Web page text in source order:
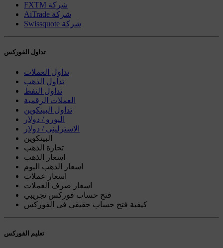
FXTM شركة
AiTrade شركة
Swissquote شركة
تداول الفوركس
تداول العملات
تداول الذهب
تداول النفط
العملات الرقمية
تداول البيتكوين
اليورو / دولار
الاسترليني / دولار
البيتكوين
تجارة الذهب
اسعار الذهب
اسعار الذهب اليوم
اسعار عملات
اسعار صرف العملات
فتح حساب فوركس تجريبي
كيفية فتح حساب حقيقى فى الفوركس
تعليم الفوركس